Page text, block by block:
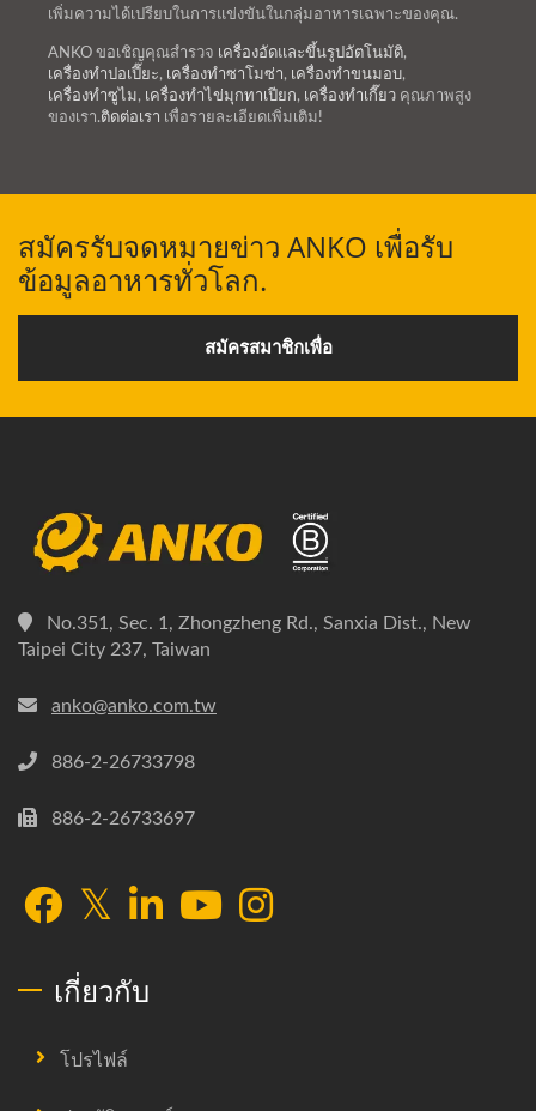
เพิ่มความได้เปรียบในการแข่งขันในกลุ่มอาหารเฉพาะของคุณ.
ANKO ขอเชิญคุณสำรวจ เครื่องอัดและขึ้นรูปอัตโนมัติ,
เครื่องทำปอเปี๊ยะ, เครื่องทำซาโมซ่า, เครื่องทำขนมอบ,
เครื่องทำซูไม, เครื่องทำไข่มุกทาเปียก, เครื่องทำเกี๊ยว คุณภาพสูง
ของเรา.ติดต่อเรา เพื่อรายละเอียดเพิ่มเติม!
สมัครรับจดหมายข่าว ANKO เพื่อรับ
ข้อมูลอาหารทั่วโลก.
สมัครสมาชิกเพื่อ
No.351, Sec. 1, Zhongzheng Rd., Sanxia Dist., New
Taipei City 237, Taiwan
anko@anko.com.tw
886-2-26733798
886-2-26733697
เกี่ยวกับ
โปรไฟล์